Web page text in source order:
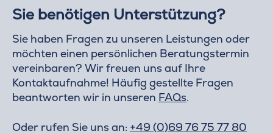
Sie benötigen Unterstützung?
Sie haben Fragen zu unseren Leistungen oder
möchten einen persönlichen Beratungstermin
vereinbaren? Wir freuen uns auf Ihre
Kontaktaufnahme! Häufig gestellte Fragen
beantworten wir in unseren FAQs.
Oder rufen Sie uns an: +49 (0)69 76 75 77 80